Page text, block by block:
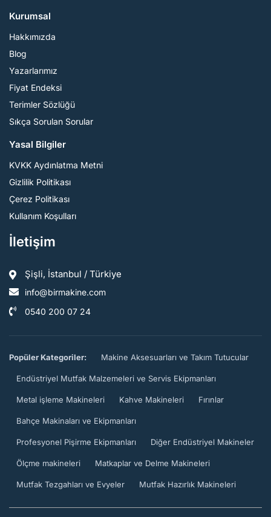
Kurumsal
Hakkımızda
Blog
Yazarlarımız
Fiyat Endeksi
Terimler Sözlüğü
Sıkça Sorulan Sorular
Yasal Bilgiler
KVKK Aydınlatma Metni
Gizlilik Politikası
Çerez Politikası
Kullanım Koşulları
İletişim
Şişli, İstanbul / Türkiye
info@birmakine.com
0540 200 07 24
Popüler Kategoriler: Makine Aksesuarları ve Takım Tutucular
Endüstriyel Mutfak Malzemeleri ve Servis Ekipmanları
Metal işleme Makineleri Kahve Makineleri Fırınlar
Bahçe Makinaları ve Ekipmanları
Profesyonel Pişirme Ekipmanları Diğer Endüstriyel Makineler
Ölçme makineleri Matkaplar ve Delme Makineleri
Mutfak Tezgahları ve Evyeler Mutfak Hazırlık Makineleri